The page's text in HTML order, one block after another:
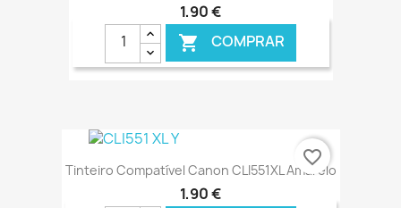
1,90 €
 COMPRAR
€ ONLINE
Tinteiro Compatível Canon CLI551XL Amarelo
1,90 €
favorite_border